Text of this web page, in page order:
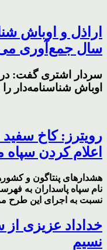
اراذل و اوباش
سال جمع‌آوری
سردار اشتری گفت:
اوباش شناسنامه‌دار
رویترز: کاخ
اعلام کردن
هشدارهای پنتاگون و
نام سپاه پاسداران به
نسبت به اجرای این طرح
خداداد عزیزی
نسیم